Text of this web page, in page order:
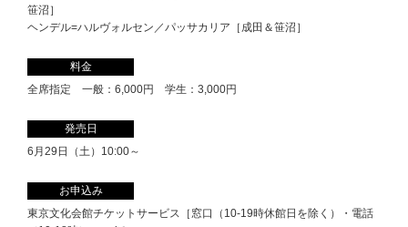
笹沼］
ヘンデル=ハルヴォルセン／パッサカリア［成田＆笹沼］
料金
全席指定 一般：6,000円 学生：3,000円
発売日
6月29日（土）10:00～
お申込み
東京文化会館チケットサービス［窓口（10-19時休館日を除く）・電話